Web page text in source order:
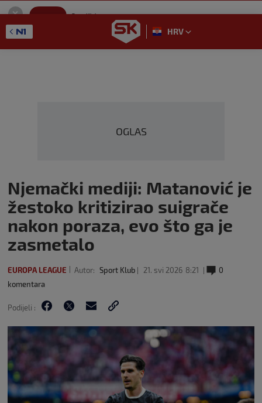
SportKlub
GET - On the Google Play
HRV
OGLAS
Njemački mediji: Matanović je
žestoko kritizirao suigrače
nakon poraza, evo što ga je
zasmetalo
EUROPA LEAGUE Autor: Sport Klub 21. svi 2026 8:21
0
komentara
Podijeli :